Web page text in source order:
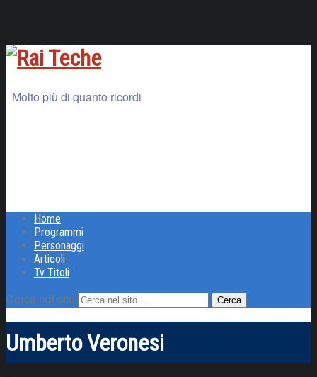
Molto più di quanto ricordi
Home
Programmi
Personaggi
Articoli
Tv Titoli
Cerca nel sito
Umberto Veronesi